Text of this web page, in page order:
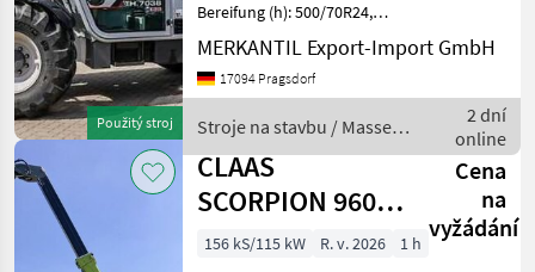
Použitý stroj
Bereifung (h): 500/70R24,
Geschwindigkeit: 40 km/h,
Tragkraft: 3800 kg,
Hubhöhe: 700 cm, Kabine,
_______
MERKANTIL Export-Import GmbH
17094 Pragsdorf
Stroje na stavbu / Massey
Ferguson
2 dní
online
CLAAS
SCORPION 960
VARIPOWER 2 +
Cena
na
vyžádání
156 kS/115 kW R. v. 2026
1 h